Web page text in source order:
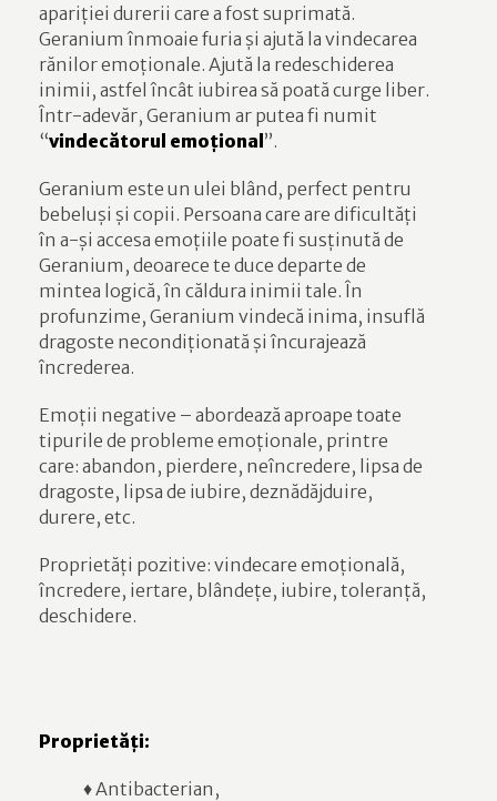
apariției durerii care a fost suprimată.
Geranium înmoaie furia și ajută la vindecarea
rănilor emoționale. Ajută la redeschiderea
inimii, astfel încât iubirea să poată curge liber.
Într-adevăr, Geranium ar putea fi numit
“vindecătorul emoțional ”.
Geranium este un ulei blând, perfect pentru
bebeluși și copii. Persoana care are dificultăți
în a-și accesa emoțiile poate fi susținută de
Geranium, deoarece te duce departe de
mintea logică, în căldura inimii tale. În
profunzime, Geranium vindecă inima, insuflă
dragoste necondiționată și încurajează
încrederea.
Emoții negative – abordează aproape toate
tipurile de probleme emoționale, printre
care: abandon, pierdere, neîncredere, lipsa de
dragoste, lipsa de iubire, deznădăjduire,
durere, etc.
Proprietăți pozitive: vindecare emoțională,
încredere, iertare, blândețe, iubire, toleranță,
deschidere.
Proprietăți:
♦ Antibacterian,